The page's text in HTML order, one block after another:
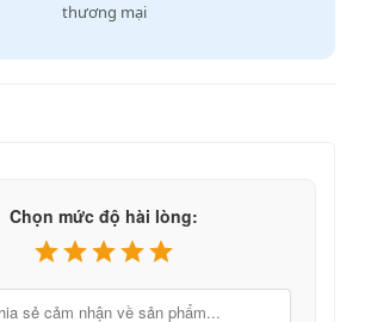
thương mại
Chọn mức độ hài lòng: